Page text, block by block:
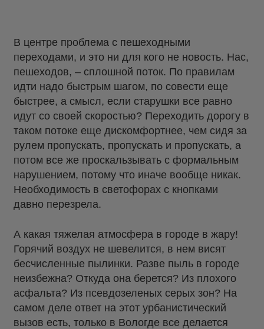
В центре проблема с пешеходными
переходами, и это ни для кого не новость. Нас,
пешеходов, – сплошной поток. По правилам
идти надо быстрым шагом, по совести еще
быстрее, а смысл, если старушки все равно
идут со своей скоростью? Переходить дорогу в
таком потоке еще дискомфортнее, чем сидя за
рулем пропускать, пропускать и пропускать, а
потом все же проскальзывать с формальным
нарушением, потому что иначе вообще никак.
Необходимость в светофорах с кнопками
давно перезрела.
А какая тяжелая атмосфера в городе в жару!
Горячий воздух не шевелится, в нем висят
бесчисленные пылинки. Разве пыль в городе
неизбежна? Откуда она берется? Из плохого
асфальта? Из псевдозеленых серых зон? На
самом деле ответ на этот урбанистический
вызов есть, только в Вологде все делается